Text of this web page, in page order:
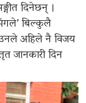
दिनेछन् ।
बिल्कुलै
उनले अहिले नै विजय
जानकारी दिन